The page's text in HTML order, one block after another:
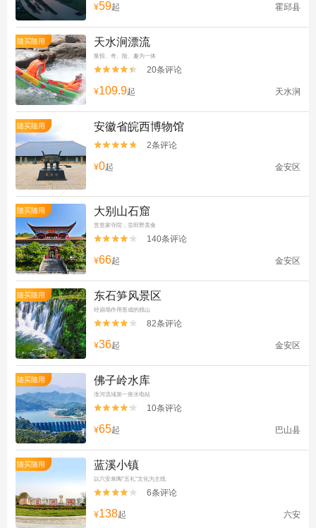
¥59起 霍邱县
随买随用 天水涧漂流
集惊、奇、险、趣为一体

 20条评论
¥109.9起 天水涧
随买随用 安徽省皖西博物馆

 2条评论
¥0起 金安区
随买随用 大别山石窟
赏皇家寺院，尝田野美食

 140条评论
¥66起 金安区
随买随用 东石笋风景区
经崩塌作用形成的残山

 82条评论
¥36起 金安区
随买随用 佛子岭水库
淮河流域第一座水电站

 10条评论
¥65起 巴山县
随买随用 蓝溪小镇
以六安皋陶"五礼"文化为主线

 6条评论
¥138起 六安